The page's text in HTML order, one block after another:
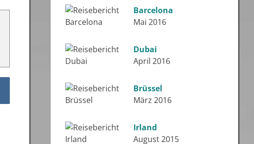
Barcelona
Mai 2016
Dubai
April 2016
Brüssel
März 2016
Irland
August 2015